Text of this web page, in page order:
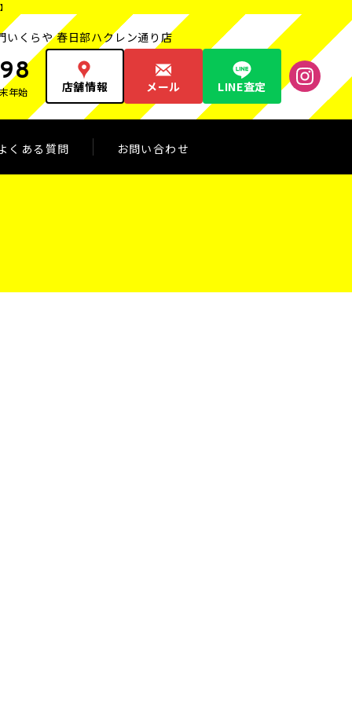
くらや 春日部ハクレン通り店
年始 店舗情報 メール LINE査定
くある質問 お問い合わせ